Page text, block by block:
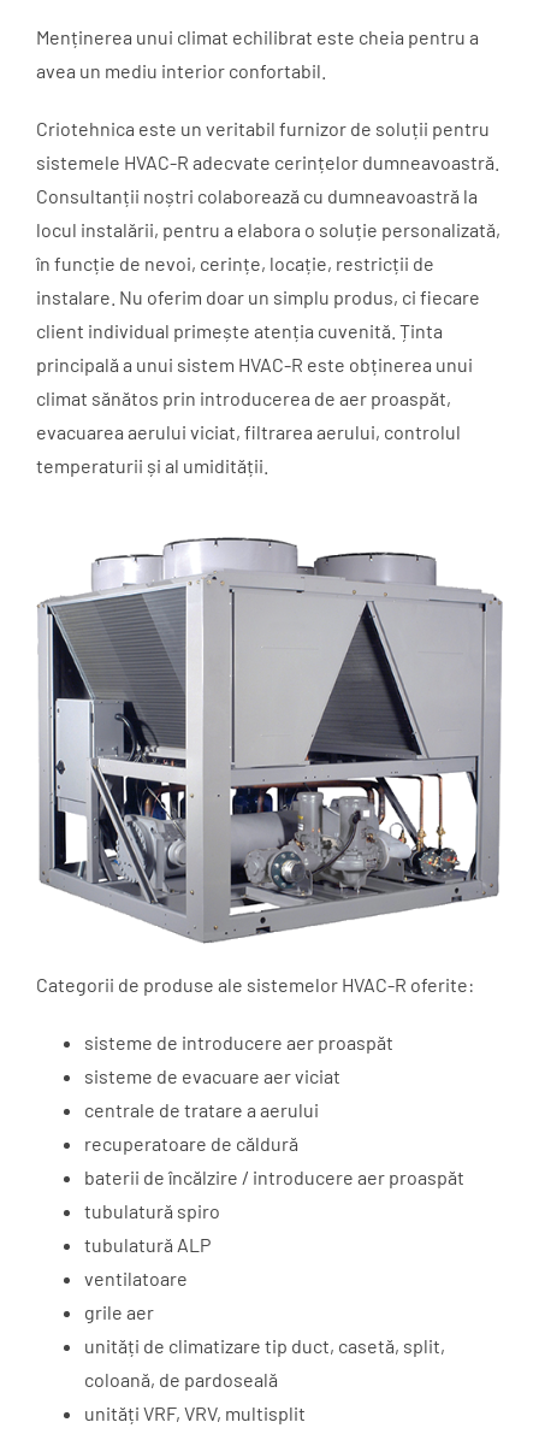
Menținerea unui climat echilibrat este cheia pentru a
avea un mediu interior confortabil.
Criotehnica este un veritabil furnizor de soluții pentru
sistemele HVAC-R adecvate cerințelor dumneavoastră.
Consultanții noștri colaborează cu dumneavoastră la
locul instalării, pentru a elabora o soluție personalizată,
în funcție de nevoi, cerințe, locație, restricții de
instalare. Nu oferim doar un simplu produs, ci fiecare
client individual primește atenția cuvenită. Ținta
principală a unui sistem HVAC-R este obținerea unui
climat sănătos prin introducerea de aer proaspăt,
evacuarea aerului viciat, filtrarea aerului, controlul
temperaturii și al umidității.
Categorii de produse ale sistemelor HVAC-R oferite:
sisteme de introducere aer proaspăt
sisteme de evacuare aer viciat
centrale de tratare a aerului
recuperatoare de căldură
baterii de încălzire / introducere aer proaspăt
tubulatură spiro
tubulatură ALP
ventilatoare
grile aer
unități de climatizare tip duct, casetă, split,
coloană, de pardoseală
unități VRF, VRV, multisplit